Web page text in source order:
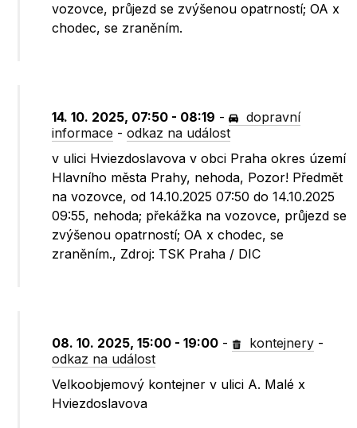
vozovce, průjezd se zvýšenou opatrností; OA x
chodec, se zraněním.
14. 10. 2025, 07:50 - 08:19 -
dopravní
informace -odkaz na událost
v ulici Hviezdoslavova v obci Praha okres území
Hlavního města Prahy, nehoda, Pozor! Předmět
na vozovce, od 14.10.2025 07:50 do 14.10.2025
09:55, nehoda; překážka na vozovce, průjezd se
zvýšenou opatrností; OA x chodec, se
zraněním., Zdroj: TSK Praha / DIC
08. 10. 2025, 15:00 - 19:00 - kontejnery -
odkaz na událost
Velkoobjemový kontejner v ulici A. Malé x
Hviezdoslavova